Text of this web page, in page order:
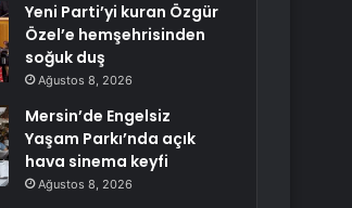
Yeni Parti’yi kuran Özgür
Özel’e hemşehrisinden
soğuk duş
Ağustos 8, 2026
Mersin’de Engelsiz
Yaşam Parkı’nda açık
hava sinema keyfi
Ağustos 8, 2026